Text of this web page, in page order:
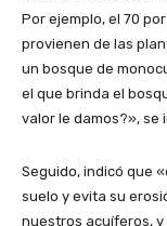
Por ejemplo, el 70
provienen de las
un bosque de
el que brinda el
valor le damos?», se
Seguido, indicó que
suelo y evita su
nuestros acuíferos, y